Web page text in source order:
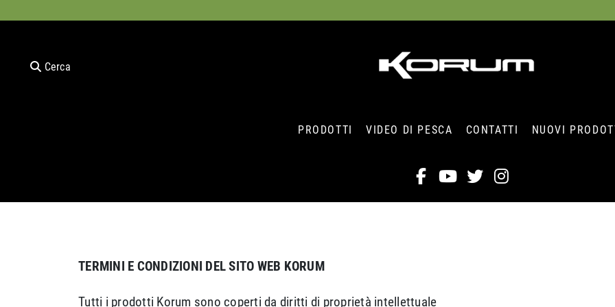
Cerca
PRODOTTI VIDEO DI PESCA CONTATTI NUOVI
TERMINI E CONDIZIONI DEL SITO WEB KORUM
Tutti i prodotti Korum sono coperti da diritti di proprietà intellettuale